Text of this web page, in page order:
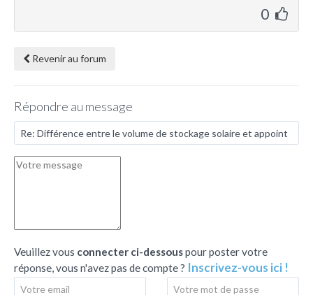
0
Revenir au forum
Répondre au message
Veuillez vous connecter ci-dessouspour poster votre
réponse, vous n'avez pas de compte ? Inscrivez-vous ici !